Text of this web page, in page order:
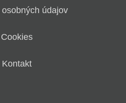
Sortiment
údajov
Cookies
Kontakt